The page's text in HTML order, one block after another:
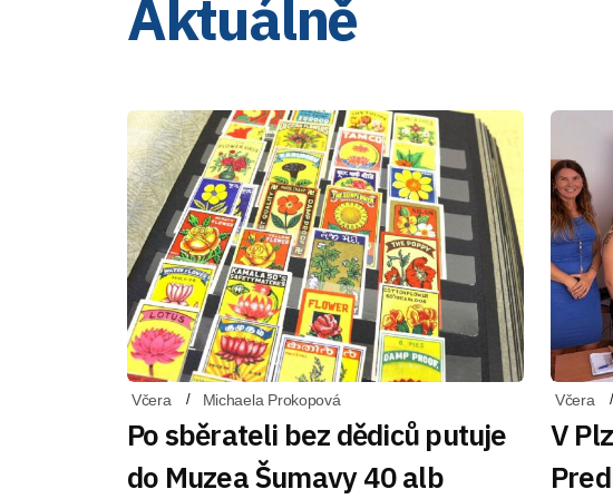
Aktuálně
Včera Michaela Prokopová
Po sběrateli bez dědiců putuje
do Muzea Šumavy 40 alb
Včera
V